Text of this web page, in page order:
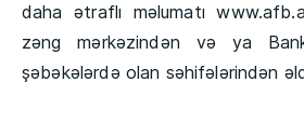
daha ətraflı məlumatı
zəng mərkəzindən və ya
şəbəkələrdə olan səhifələrindən